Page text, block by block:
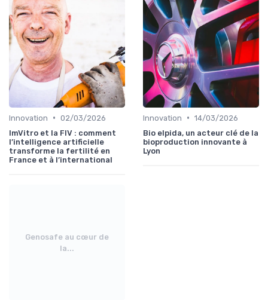
Innovation • 02/03/2026
ImVitro et la FIV : comment
l’intelligence artificielle
transforme la fertilité en
France et à l’international
Innovation • 14/03/2026
Bio elpida, un acteur clé de la
bioproduction innovante à
Lyon
Genosafe au cœur de
la...